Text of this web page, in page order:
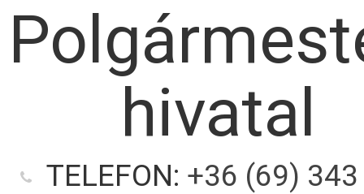
hivatal
TELEFON: +36 (69)